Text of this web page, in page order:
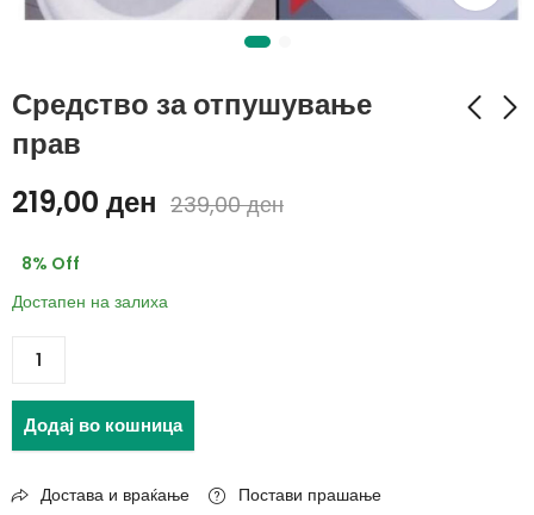
Средство за отпушување
прав
219,00 ден 239,00ден
8% Off
Достапен на залиха
Додај во кошница
Достава и враќање Постави прашање